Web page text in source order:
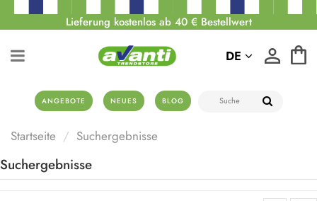
Lieferung kostenlos ab 40 € Bestellwert
ANGEBOTE NEUES BLOG
DE
Startseite Suchergebnisse
Suchergebnisse